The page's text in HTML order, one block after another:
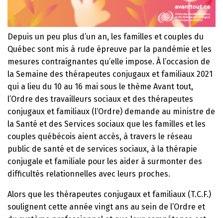
Depuis un peu plus d’un an, les familles et couples du
Québec sont mis à rude épreuve par la pandémie et les
mesures contraignantes qu’elle impose. À l’occasion de
la Semaine des thérapeutes conjugaux et familiaux 2021
qui a lieu du 10 au 16 mai sous le thème Avant tout,
l’Ordre des travailleurs sociaux et des thérapeutes
conjugaux et familiaux (l’Ordre) demande au ministre de
la Santé et des Services sociaux que les familles et les
couples québécois aient accès, à travers le réseau
public de santé et de services sociaux, à la thérapie
conjugale et familiale pour les aider à surmonter des
difficultés relationnelles avec leurs proches.
Alors que les thérapeutes conjugaux et familiaux (T.C.F.)
soulignent cette année vingt ans au sein de l’Ordre et